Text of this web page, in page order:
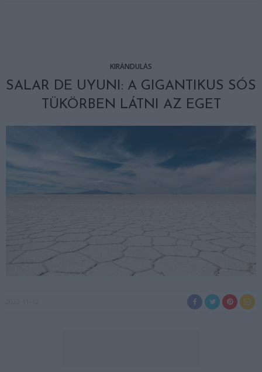
KIRÁNDULÁS
SALAR DE UYUNI: A GIGANTIKUS SÓS
TÜKÖRBEN LÁTNI AZ EGET